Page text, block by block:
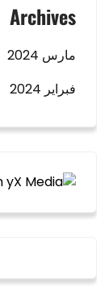
Archives
مارس 2024
فبراير 2024